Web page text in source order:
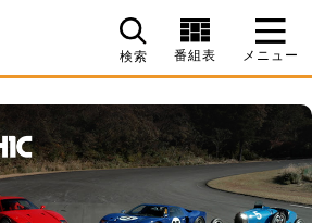
検索 番組表 メニュー